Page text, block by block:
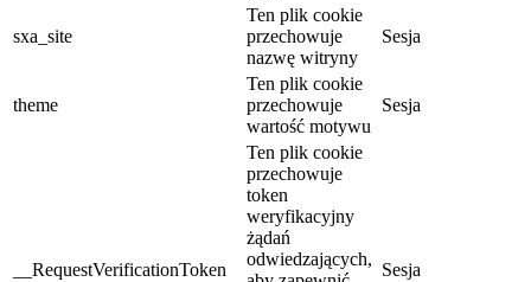
sxa_site
Ten plik cookie
przechowuje
nazwę witryny
Sesja
theme
Ten plik cookie
przechowuje
wartość motywu
Sesja
__RequestVerificationToken
Ten plik cookie
przechowuje
token
weryfikacyjny
żądań
odwiedzających,
Sesja